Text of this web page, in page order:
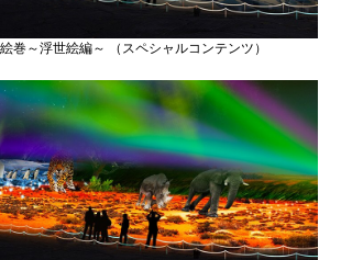
巻～浮世絵編～ （スペシャルコンテンツ）